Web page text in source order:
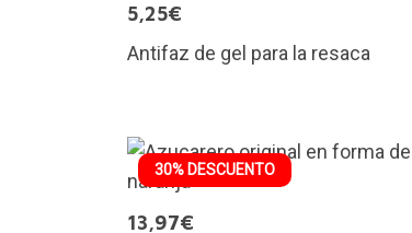
5,25€
Antifaz de gel para la resaca
30% DESCUENTO
13,97€